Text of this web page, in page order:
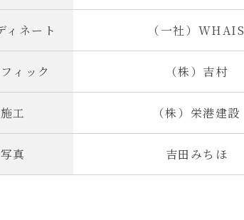
ィネート （一社）WHAIS
ィック （株）吉村
施工 （株）栄港建設
写真 吉田みちほ